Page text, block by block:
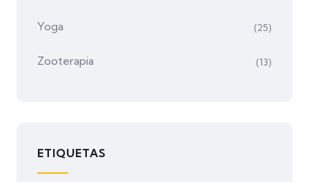
Yoga (25)
Zooterapia (13)
ETIQUETAS